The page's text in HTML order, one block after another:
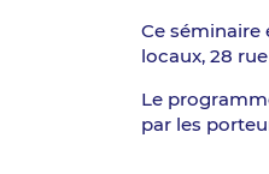
Ce séminaire
locaux, 28
Le
par les